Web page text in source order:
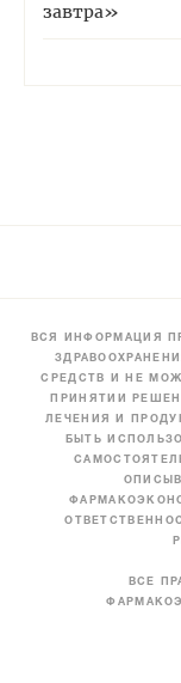
завтра»
ВСЯ ИНФОРМАЦИЯ
СРЕДСТВ И НЕ
ПРИНЯТИИ
ЛЕЧЕНИЯ И
БЫТЬ
ВСЕ